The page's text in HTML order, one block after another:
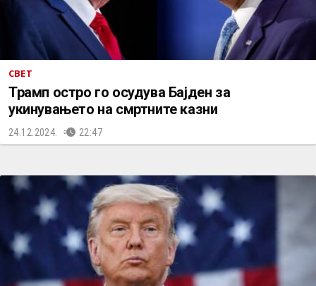
СВЕТ
Трамп остро го осудува Бајден за
укинувањето на смртните казни
24.12.2024. 22:47